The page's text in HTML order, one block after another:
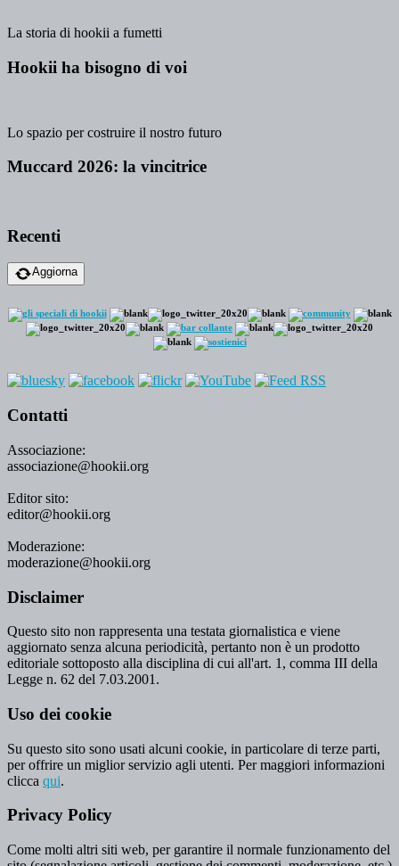
La storia di hookii a fumetti
Hookii ha bisogno di voi
Lo spazio per costruire il nostro futuro
Muccard 2026: la vincitrice
Recenti
Aggiorna
Contatti
Associazione:
associazione@hookii.org
Editor sito:
editor@hookii.org
Moderazione:
moderazione@hookii.org
Disclaimer
Questo sito non rappresenta una testata giornalistica e viene
aggiornato senza alcuna periodicità, pertanto non è un prodotto
editoriale sottoposto alla disciplina di cui all'art. 1, comma III della
Legge n. 62 del 7.03.2001.
Uso dei cookie
Su questo sito sono usati alcuni cookie, in particolare di terze parti,
per offrire un miglior servizio agli utenti. Per maggiori informazioni
clicca qui.
Privacy Policy
Come molti altri siti web, per garantire il normale funzionamento del